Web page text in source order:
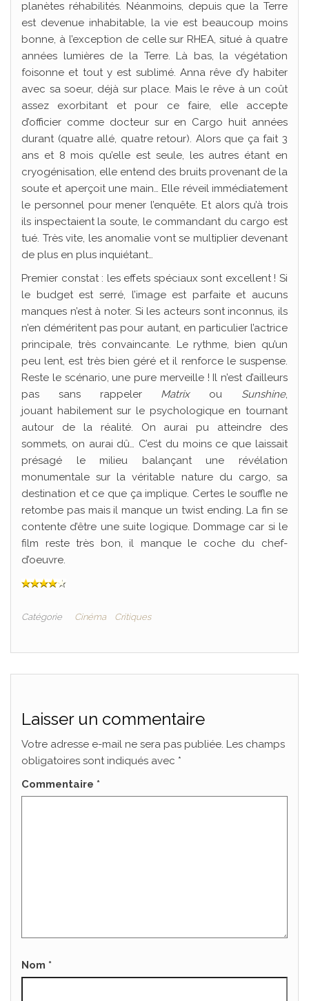
planètes réhabilités. Néanmoins, depuis que la Terre
est devenue inhabitable, la vie est beaucoup moins
bonne, à l’exception de celle sur RHEA, situé à quatre
années lumières de la Terre. Là bas, la végétation
foisonne et tout y est sublimé. Anna rêve d’y habiter
avec sa soeur, déjà sur place. Mais le rêve à un coût
assez exorbitant et pour ce faire, elle accepte
d’officier comme docteur sur en Cargo huit années
durant (quatre allé, quatre retour). Alors que ça fait 3
ans et 8 mois qu’elle est seule, les autres étant en
cryogénisation, elle entend des bruits provenant de la
soute et aperçoit une main… Elle réveil immédiatement
le personnel pour mener l’enquête. Et alors qu’à trois
ils inspectaient la soute, le commandant du cargo est
tué. Très vite, les anomalie vont se multiplier devenant
de plus en plus inquiétant…
Premier constat : les effets spéciaux sont excellent ! Si
le budget est serré, l’image est parfaite et aucuns
manques n’est à noter. Si les acteurs sont inconnus, ils
n’en déméritent pas pour autant, en particulier l’actrice
principale, très convaincante. Le rythme, bien qu’un
peu lent, est très bien géré et il renforce le suspense.
Reste le scénario, une pure merveille ! Il n’est d’ailleurs
pas sans rappelerMatrixou Sunshine,
jouant habilement sur le psychologique en tournant
autour de la réalité. On aurai pu atteindre des
sommets, on aurai dû… C’est du moins ce que laissait
présagé le milieu balançant une révélation
monumentale sur la véritable nature du cargo, sa
destination et ce que ça implique. Certes le souffle ne
retombe pas mais il manque un twist ending. La fin se
contente d’être une suite logique. Dommage car si le
film reste très bon, il manque le coche du chef-
d’oeuvre.
Catégorie Cinéma Critiques
Laisser un commentaire
Votre adresse e-mail ne sera pas publiée. Les champs
obligatoires sont indiqués avec *
Commentaire *
Nom *